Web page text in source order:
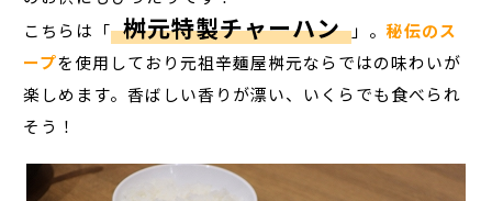
こちらは「 桝元特製チャーハン 」。秘伝のス
ープを使用しており元祖辛麺屋桝元ならではの味わいが
楽しめます。香ばしい香りが漂い、いくらでも食べられ
そう！